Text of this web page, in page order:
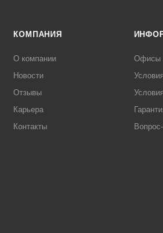
КОМПАНИЯ
О компании
Новости
Отзывы
Карьера
Контакты
Офисы